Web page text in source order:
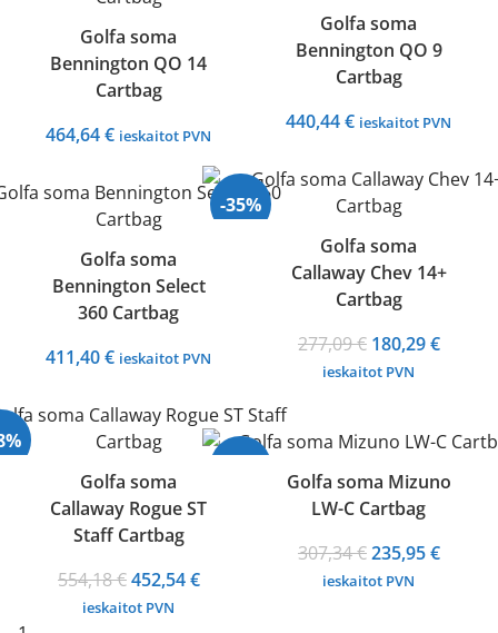
Golfa soma
Bennington QO 14
Cartbag
464,64€ ieskaitot PVN
Golfa soma
Bennington QO 9
Cartbag
440,44€ ieskaitot PVN
Golfa soma
Bennington Select
360 Cartbag
411,40€ ieskaitot PVN
-35%
Golfa soma
Callaway Chev 14+
Cartbag
277,09€ Original
price
180,29€
ieskaitot PVN
Golfa soma
Callaway Rogue ST
Staff Cartbag
554,18€Original
price
452,54€Current
ieskaitot PVN
Golfa soma Mizuno
LW-C Cartbag
307,34€Original
price
235,95€
ieskaitot PVN